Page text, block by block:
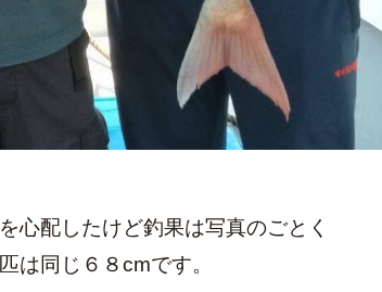
心配したけど釣果は写真のごとく
は同じ６８cmです。